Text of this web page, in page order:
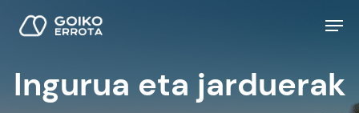
Hit enter to search or ESC to close
Ingurua eta jarduerak